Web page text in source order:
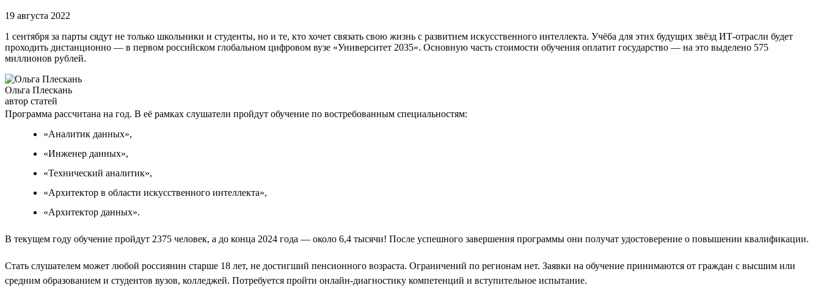
19 августа 2022
1 сентября за парты сядут не только школьники и студенты, но и те, кто хочет связать свою жизнь с развитием искусственного интеллекта. Учёба для этих будущих звёзд ИТ-отрасли будет
проходить дистанционно — в первом российском глобальном цифровом вузе «Университет 2035». Основную часть стоимости обучения оплатит государство — на это выделено 575
миллионов рублей.
Ольга Плескань
автор статей
Программа рассчитана на год. В её рамках слушатели пройдут обучение по востребованным специальностям:
«Аналитик данных»,
«Инженер данных»,
«Технический аналитик»,
«Архитектор в области искусственного интеллекта»,
«Архитектор данных».
В текущем году обучение пройдут 2375 человек, а до конца 2024 года — около 6,4 тысячи! После успешного завершения программы они получат удостоверение о повышении квалификации.
Стать слушателем может любой россиянин старше 18 лет, не достигший пенсионного возраста. Ограничений по регионам нет. Заявки на обучение принимаются от граждан с высшим или
средним образованием и студентов вузов, колледжей. Потребуется пройти онлайн-диагностику компетенций и вступительное испытание.